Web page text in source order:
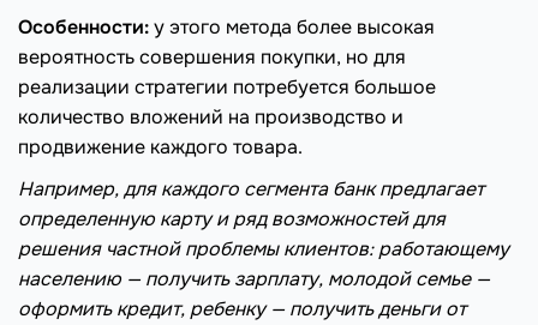
Особенности:у этого метода более высокая
вероятность совершения покупки, но для
реализации стратегии потребуется большое
количество вложений на производство и
продвижение каждого товара.
Например, для каждого сегмента банк предлагает
определенную карту и ряд возможностей для
решения частной проблемы клиентов: работающему
населению — получить зарплату, молодой семье —
оформить кредит, ребенку — получить деньги от